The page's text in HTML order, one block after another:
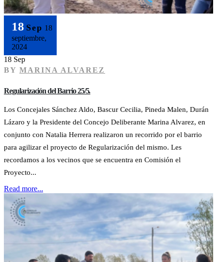
18 Sep 18
septiembre,
2024
18 Sep
BY MARINA ALVAREZ
Regularización del Barrio 25/5.
Los Concejales Sánchez Aldo, Bascur Cecilia, Pineda Malen, Durán
Lázaro y la Presidente del Concejo Deliberante Marina Alvarez, en
conjunto con Natalia Herrera realizaron un recorrido por el barrio
para agilizar el proyecto de Regularización del mismo. Les
recordamos a los vecinos que se encuentra en Comisión el
Proyecto...
Read more...